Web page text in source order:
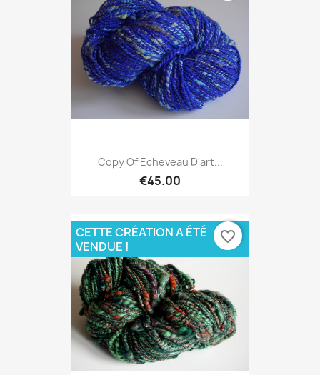
Copy Of Echeveau D'art...
€45.00
CETTE CRÉATION A ÉTÉ
VENDUE !
favorite_border